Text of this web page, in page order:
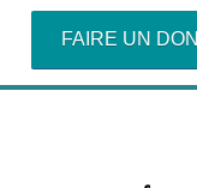
FAIRE UN DON